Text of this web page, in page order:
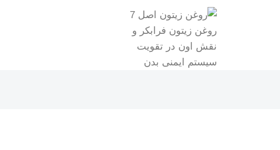
روغن زیتون فرابکر و
نقش اون در تقویت
سیستم ایمنی بدن